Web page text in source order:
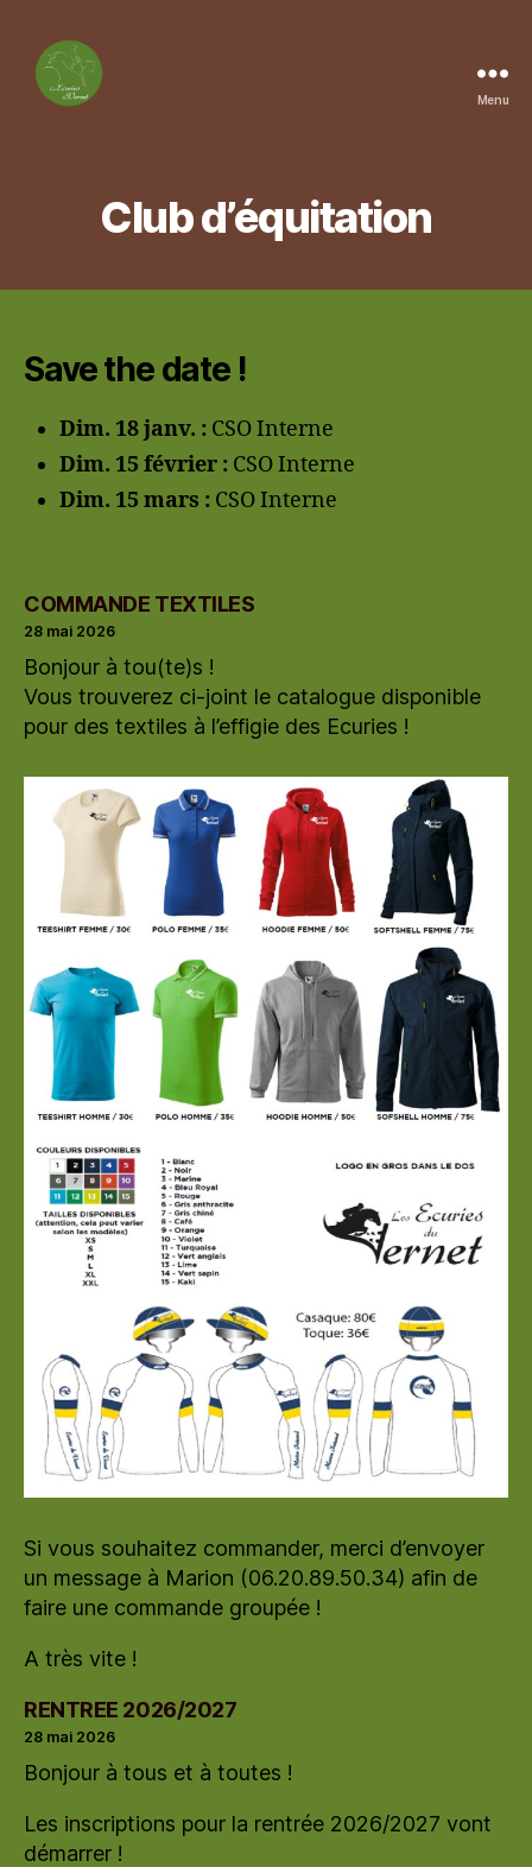
Menu
Club d’équitation
Save the date !
Dim. 18 janv. : CSO Interne
Dim. 15 février : CSO Interne
Dim. 15 mars : CSO Interne
COMMANDE TEXTILES
28 mai 2026
Bonjour à tou(te)s !
Vous trouverez ci-joint le catalogue disponible
pour des textiles à l’effigie des Ecuries !
Si vous souhaitez commander, merci d’envoyer
un message à Marion (06.20.89.50.34) afin de
faire une commande groupée !
A très vite !
RENTREE 2026/2027
28 mai 2026
Bonjour à tous et à toutes !
Les inscriptions pour la rentrée 2026/2027 vont
démarrer !